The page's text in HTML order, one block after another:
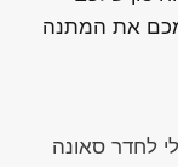
את המתנה
לחדר סאונה